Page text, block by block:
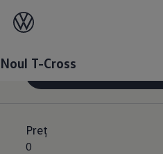
Noul T-Cross
Preț
0